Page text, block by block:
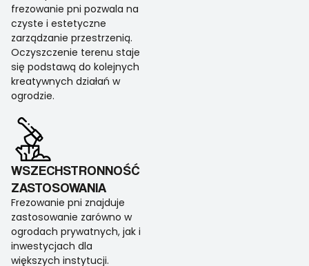
frezowanie pni pozwala na
czyste i estetyczne
zarządzanie przestrzenią.
Oczyszczenie terenu staje
się podstawą do kolejnych
kreatywnych działań w
ogrodzie.
WSZECHSTRONNOŚĆ
ZASTOSOWANIA
Frezowanie pni znajduje
zastosowanie zarówno w
ogrodach prywatnych, jak i
inwestycjach dla
większych instytucji.